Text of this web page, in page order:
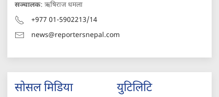
सञ्चालक: ऋषिराज धमला
+977 01-5902213/14
news@reportersnepal.com
सोसल मिडिया युटिलिटि